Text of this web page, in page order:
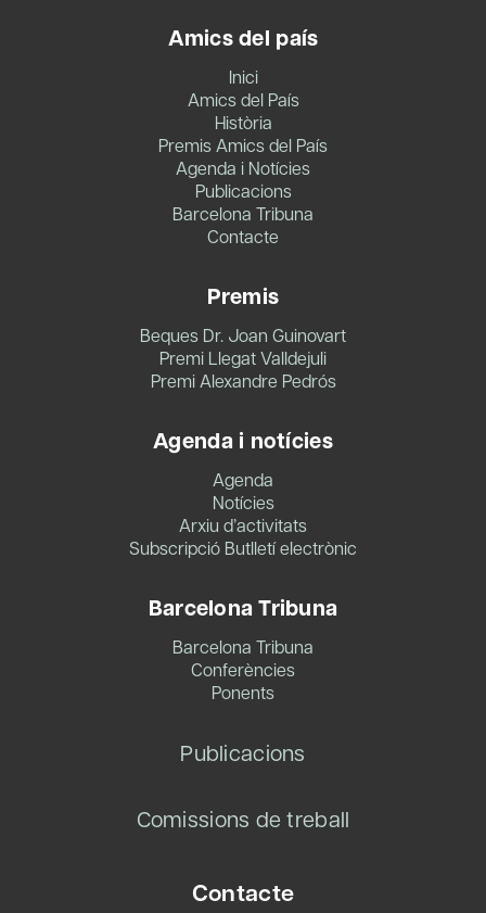
Amics del país
Inici
Amics del País
Història
Premis Amics del País
Agenda i Notícies
Publicacions
Barcelona Tribuna
Contacte
Premis
Beques Dr. Joan Guinovart
Premi Llegat Valldejuli
Premi Alexandre Pedrós
Agenda i notícies
Agenda
Notícies
Arxiu d’activitats
Subscripció Butlletí electrònic
Barcelona Tribuna
Barcelona Tribuna
Conferències
Ponents
Publicacions
Comissions de treball
Contacte